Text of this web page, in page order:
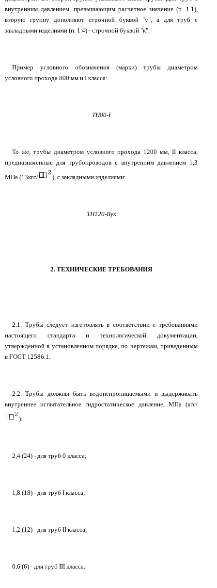
внутренним давлением, превышающим расчетное значение (п. 1.1),
вторую группу дополняют строчной буквой "у", а для труб с
закладными изделиями (п. 1.4) - строчной буквой "к".
Пример условного обозначения (марки) трубы диаметром
условного прохода 800 мм и I класса:
ТН80-I
То же, трубы диаметром условного прохода 1200 мм, II класса,
предназначенные для трубопроводов с внутренним давлением 1,3
МПа (13кгс/
), с закладными изделиями:
ТН120-IIук
2. ТЕХНИЧЕСКИЕ ТРЕБОВАНИЯ
2.1. Трубы следует изготовлять в соответствии с требованиями
настоящего стандарта и технологической документации,
утвержденной в установленном порядке, по чертежам, приведенным
в ГОСТ 12586.1.
2.2. Трубы должны быть водонепроницаемыми и выдерживать
внутреннее испытательное гидростатическое давление, МПа (кгс/
):
2,4 (24) - для труб 0 класса;
1,8 (18) - для труб I класса;
1,2 (12) - для труб II класса;
0,6 (6) - для труб III класса.